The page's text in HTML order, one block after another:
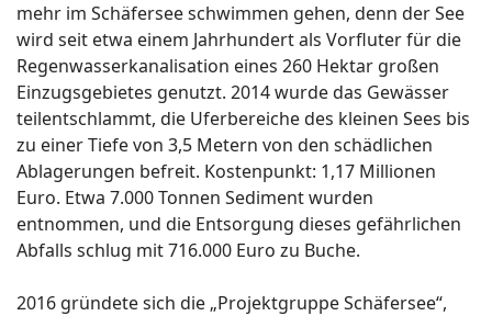
mehr im Schäfersee schwimmen gehen, denn der See
wird seit etwa einem Jahrhundert als Vorfluter für die
Regenwasserkanalisation eines 260 Hektar großen
Einzugsgebietes genutzt. 2014 wurde das Gewässer
teilentschlammt, die Uferbereiche des kleinen Sees bis
zu einer Tiefe von 3,5 Metern von den schädlichen
Ablagerungen befreit. Kostenpunkt: 1,17 Millionen
Euro. Etwa 7.000 Tonnen Sediment wurden
entnommen, und die Entsorgung dieses gefährlichen
Abfalls schlug mit 716.000 Euro zu Buche.
2016 gründete sich die „Projektgruppe Schäfersee“,